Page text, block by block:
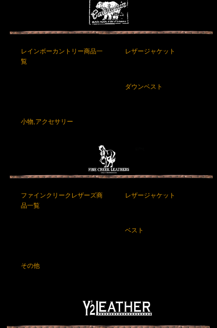
レインボーカントリー商品一
覧
レザージャケット
ダウンベスト
小物,アクセサリー
ファインクリークレザーズ商
品一覧
レザージャケット
ベスト
その他